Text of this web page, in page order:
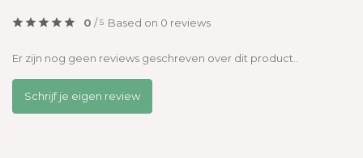
0 /5 Based on 0 reviews
Er zijn nog geen reviews geschreven over dit product..
Schrijf je eigen review